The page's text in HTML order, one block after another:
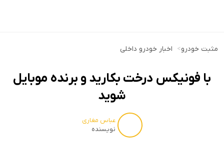
مثبت خودرو> اخبار خودرو داخلی
با فونیکس درخت بکارید و برنده موبایل
شوید
عباس مغاری
نویسنده